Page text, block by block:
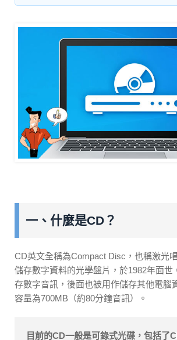
一、什麼是CD？
CD英文全稱為Compact Disc，也稱激光
儲存數字資料的光學盤片，於1982年面世
存數字音訊，後面也被用作儲存其他電腦
容量為700MB（約80分鐘音訊）。
目前的CD一般是可錄式光碟，包括了